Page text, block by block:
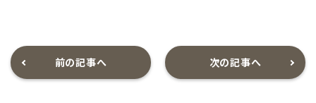
前の記事へ 次の記事へ